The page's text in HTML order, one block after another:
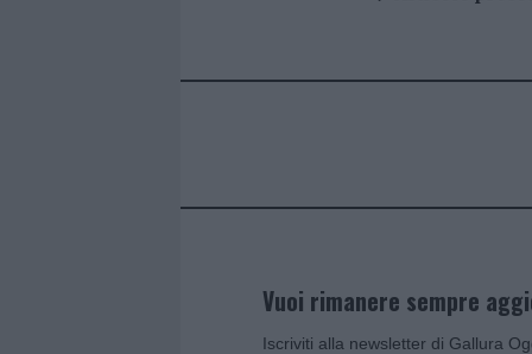
Vuoi rimanere sempre
Iscriviti alla newsletter di Gallura